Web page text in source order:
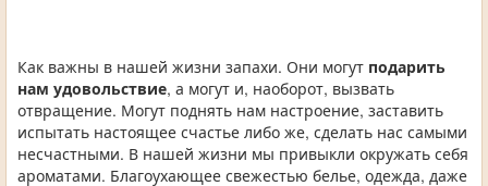
Как важны в нашей жизни запахи. Они могут подарить
нам удовольствие, а могут и, наоборот, вызвать
отвращение. Могут поднять нам настроение, заставить
испытать настоящее счастье либо же, сделать нас самыми
несчастными. В нашей жизни мы привыкли окружать себя
ароматами. Благоухающее свежестью белье, одежда, даже